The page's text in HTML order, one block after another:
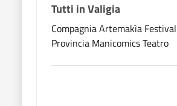
Tutti in Valigia
Compagnia Artemakìa
Provincia Manicomics Teatro